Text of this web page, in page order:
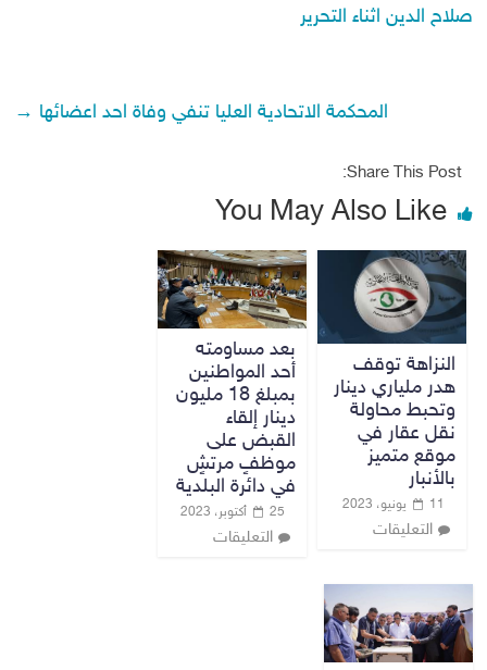
صلاح الدين اثناء التحرير
المحكمة الاتحادية العليا تنفي وفاة احد اعضائها →
Share This Post:
You May Also Like
النزاهة توقف
هدر ملياري دينار
وتحبط محاولة
نقل عقار في
موقع متميز
بالأنبار
11 يونيو، 2023
التعليقات
بعد مساومته
أحد المواطنين
بمبلغ 18 مليون
دينار إلقاء
القبض على
موظفٍ مرتشٍ
في دائرة البلدية
25 أكتوبر، 2023
التعليقات